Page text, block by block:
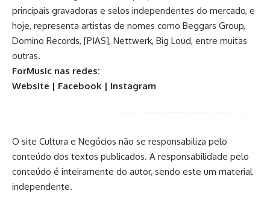
principais gravadoras e selos independentes do mercado, e
hoje, representa artistas de nomes como Beggars Group,
Domino Records, [PIAS], Nettwerk, Big Loud, entre muitas
outras.
ForMusic nas redes:
Website | Facebook | Instagram
O site Cultura e Negócios não se responsabiliza pelo
conteúdo dos textos publicados. A responsabilidade pelo
conteúdo é inteiramente do autor, sendo este um material
independente.